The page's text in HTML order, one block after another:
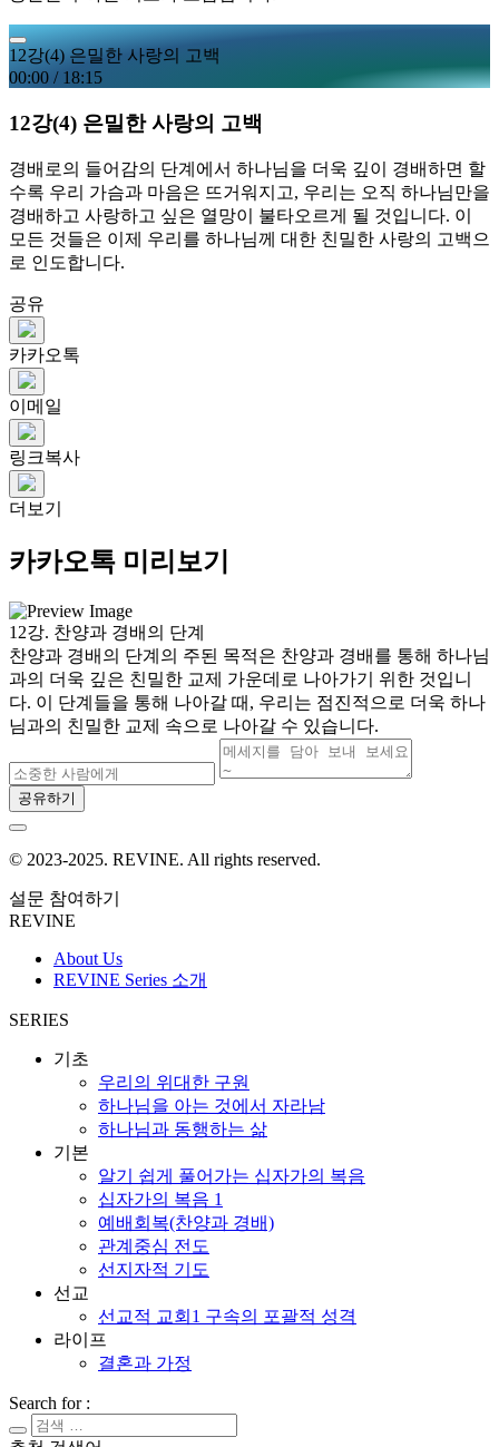
12강(4) 은밀한 사랑의 고백
00:00 / 18:15
12강(4) 은밀한 사랑의 고백
경배로의 들어감의 단계에서 하나님을 더욱 깊이 경배하면 할
수록 우리 가슴과 마음은 뜨거워지고, 우리는 오직 하나님만을
경배하고 사랑하고 싶은 열망이 불타오르게 될 것입니다. 이
모든 것들은 이제 우리를 하나님께 대한 친밀한 사랑의 고백으
로 인도합니다.
공유
카카오톡
이메일
링크복사
더보기
카카오톡 미리보기
12강. 찬양과 경배의 단계
찬양과 경배의 단계의 주된 목적은 찬양과 경배를 통해 하나님
과의 더욱 깊은 친밀한 교제 가운데로 나아가기 위한 것입니
다. 이 단계들을 통해 나아갈 때, 우리는 점진적으로 더욱 하나
님과의 친밀한 교제 속으로 나아갈 수 있습니다.
공유하기
© 2023-2025. REVINE. All rights reserved.
설문 참여하기
REVINE
About Us
REVINE Series 소개
SERIES
기초
우리의 위대한 구원
하나님을 아는 것에서 자라남
하나님과 동행하는 삶
기본
알기 쉽게 풀어가는 십자가의 복음
십자가의 복음 1
예배회복(찬양과 경배)
관계중심 전도
선지자적 기도
선교
선교적 교회1 구속의 포괄적 성격
라이프
결혼과 가정
Search for :